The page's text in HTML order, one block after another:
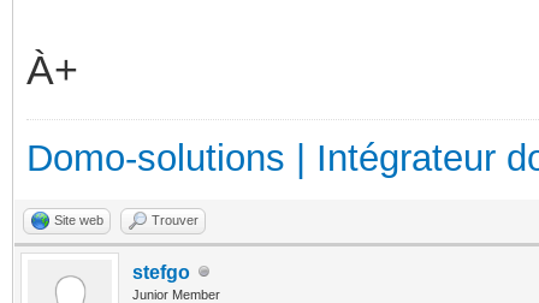
À+
Domo-solutions | Intégrateur
Site web Trouver
stefgo
Junior Member